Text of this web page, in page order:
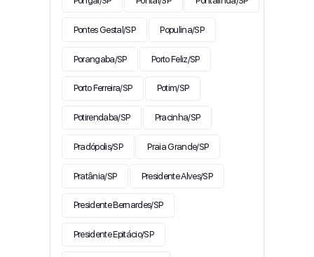
Pontes Gestal/SP Populina/SP
Porangaba/SP Porto Feliz/SP
Porto Ferreira/SP Potim/SP
Potirendaba/SP Pracinha/SP
Pradópolis/SP Praia Grande/SP
Pratânia/SP Presidente Alves/SP
Presidente Bernardes/SP
Presidente Epitácio/SP